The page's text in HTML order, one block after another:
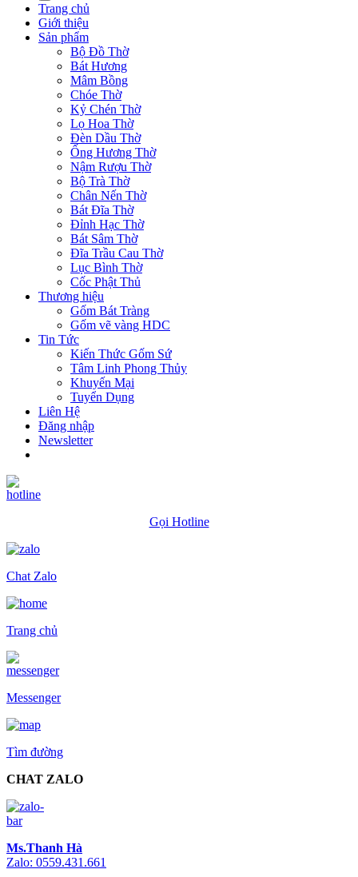
Trang chủ
Giới thiệu
Sản phẩm
Bộ Đồ Thờ
Bát Hương
Mâm Bồng
Chóe Thờ
Kỷ Chén Thờ
Lọ Hoa Thờ
Đèn Dầu Thờ
Ống Hương Thờ
Nậm Rượu Thờ
Bộ Trà Thờ
Chân Nến Thờ
Bát Đĩa Thờ
Đỉnh Hạc Thờ
Bát Sâm Thờ
Đĩa Trầu Cau Thờ
Lục Bình Thờ
Cốc Phật Thủ
Thương hiệu
Gốm Bát Tràng
Gốm vẽ vàng HDC
Tin Tức
Kiến Thức Gốm Sứ
Tâm Linh Phong Thủy
Khuyến Mại
Tuyển Dụng
Liên Hệ
Đăng nhập
Newsletter
Gọi Hotline
Chat Zalo
Trang chủ
Messenger
Tìm đường
CHAT ZALO
Ms.Thanh Hà
Zalo: 0559.431.661